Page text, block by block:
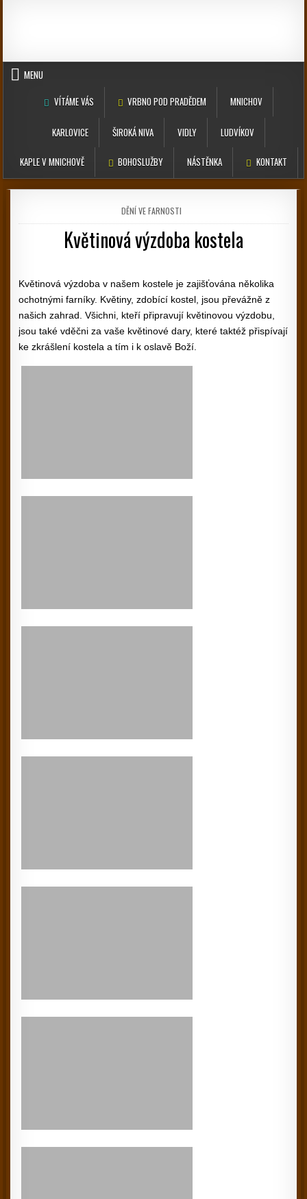
MENU
VÍTÁME VÁS
VRBNO POD PRADĚDEM MNICHOV
KARLOVICE ŠIROKÁ NIVA VIDLY LUDVÍKOV
KAPLE V MNICHOVĚ BOHOSLUŽBY NÁSTĚNKA KONTAKT
POSTED IN
DĚNÍ VE FARNOSTI
Květinová výzdoba kostela
Květinová výzdoba v našem kostele je zajišťována několika
ochotnými farníky. Květiny, zdobící kostel, jsou převážně z
našich zahrad. Všichni, kteří připravují květinovou výzdobu,
jsou také vděčni za vaše květinové dary, které taktéž přispívají
ke zkrášlení kostela a tím i k oslavě Boží.